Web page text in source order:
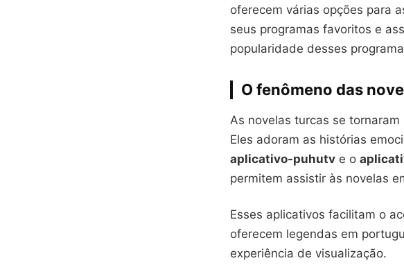
oferecem várias opções para
seus programas favoritos e
popularidade desses
O fenômeno das
As novelas turcas se
Eles adoram as histórias
aplicativo-puhutv e o
permitem assistir às novelas
Esses aplicativos facilitam o
oferecem legendas em
experiência de visualização.